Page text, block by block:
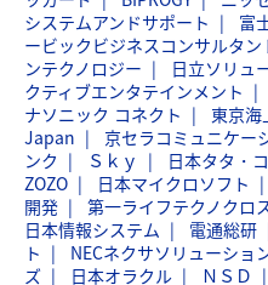
システムアンドサポート
富
ービックビジネスコンサルタン
ンテクノロジー
日立ソリュ
クティブエンタテインメント
ナソニック コネクト
東京海
Japan
京セラコミュニケー
ンク
Ｓｋｙ
日本タタ・
ZOZO
日本マイクロソフト
開発
第一ライフテクノクロ
日本情報システム
電通総研
ト
NECネクサソリューショ
ズ
日本オラクル ＮＳＤ